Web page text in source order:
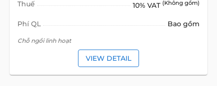
Thuế 10% VAT (Không gồm)
Phí QL Bao gồm
Chỗ ngồi linh hoạt
VIEW DETAIL